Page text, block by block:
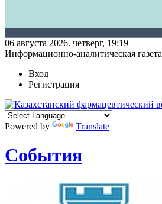
06 августа 2026. четверг, 19:19
Информационно-аналитическая газета
Вход
Регистрация
Powered by Translate
События